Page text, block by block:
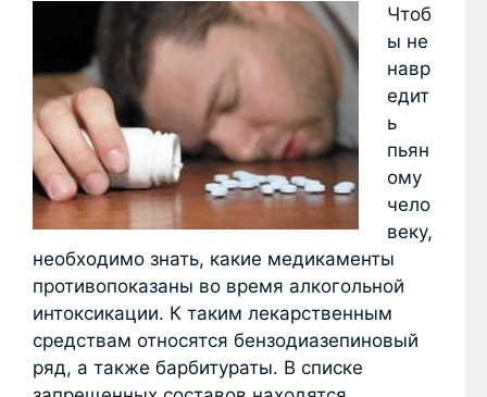
Чтоб
ы не
навр
едит
ь
пьян
ому
чело
веку,
необходимо знать, какие медикаменты
противопоказаны во время алкогольной
интоксикации. К таким лекарственным
средствам относятся бензодиазепиновый
ряд, а также барбитураты. В списке